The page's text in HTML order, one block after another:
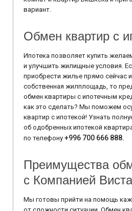
вариант.
Обмен квартир с
Ипотека позволяет купить
и улучшить жилищные условия.
приобрести жилье прямо сейчас и
собственная жилплощадь, то
обмен квартиры с ипотечным
как это сделать? Мы поможем
квартир с ипотекой! Узнать
об одобренных ипотекой
по телефону +996 700 666 888.
Преимущества
с Компанией
Мы готовы прийти на помощь